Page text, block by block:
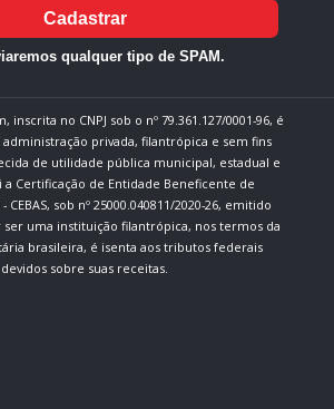
Cadastrar
qualquer tipo de SPAM.
inscrita no CNPJ sob o nº 79.361.127/0001-96, é
privada, filantrópica e sem fins
de utilidade pública municipal, estadual e
a Certificação de Entidade Beneficente de
CEBAS, sob nº 25000.040811/2020-26, emitido
ser uma instituição filantrópica, nos termos da
brasileira, é isenta aos tributos federais
devidos sobre suas receitas.